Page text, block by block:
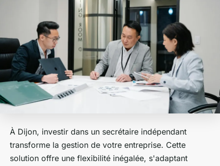
À Dijon, investir dans un secrétaire indépendant
transforme la gestion de votre entreprise. Cette
solution offre une flexibilité inégalée, s'adaptant